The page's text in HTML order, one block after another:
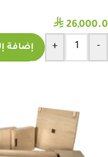
⃁ 26,000.0
-
+ إضافة